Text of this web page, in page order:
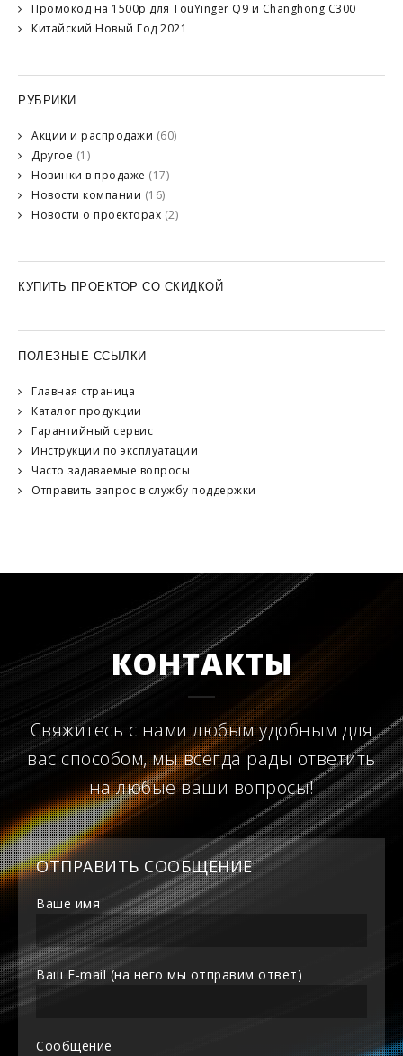
Промокод на 1500р для TouYinger Q9 и Changhong C300
Китайский Новый Год 2021
РУБРИКИ
Акции и распродажи (60)
Другое (1)
Новинки в продаже (17)
Новости компании (16)
Новости о проекторах (2)
КУПИТЬ ПРОЕКТОР СО СКИДКОЙ
ПОЛЕЗНЫЕ ССЫЛКИ
Главная страница
Каталог продукции
Гарантийный сервис
Инструкции по эксплуатации
Часто задаваемые вопросы
Отправить запрос в службу поддержки
КОНТАКТЫ
Свяжитесь с нами любым удобным для
вас способом, мы всегда рады ответить
на любые ваши вопросы!
ОТПРАВИТЬ СООБЩЕНИЕ
Ваше имя
Ваш E-mail (на него мы отправим ответ)
Сообщение